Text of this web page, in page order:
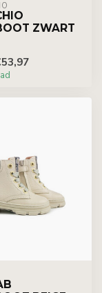
ZWART